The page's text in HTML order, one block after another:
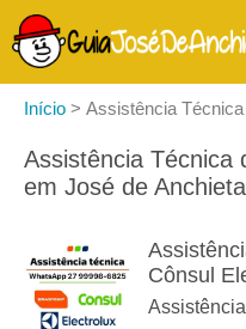
Início > Assistência
Assistência Técnica
em José de
Cônsul